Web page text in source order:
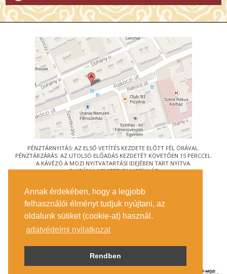
Annak érdekében, hogy a legjobb
felhasználói élményt tudjuk nyújtani, az
oldalunk sütiket (cookie-at) használ.
adatvédelmi nyilatkozat
Rendben
PÉNZTÁRNYITÁS: AZ ELSŐ VETÍTÉS KEZDETE ELŐTT FÉL ÓRÁVAL.
PÉNZTÁRZÁRÁS: AZ UTOLSÓ ELŐADÁS KEZDETÉT KÖVETŐEN 15 PERCCEL.
A KÁVÉZÓ A MOZI NYITVATARTÁSI IDEJÉBEN TART NYITVA.
© URÁNIA NEMZETI FILMSZÍNHÁZ
1088 BUDAPEST, RÁKÓCZI ÚT 21.
MEGKÖZELÍTÉS
JEGYINFORMÁCIÓ
ÍRJON NEKÜNK!
KÖZÉRDEKŰ ADATOK